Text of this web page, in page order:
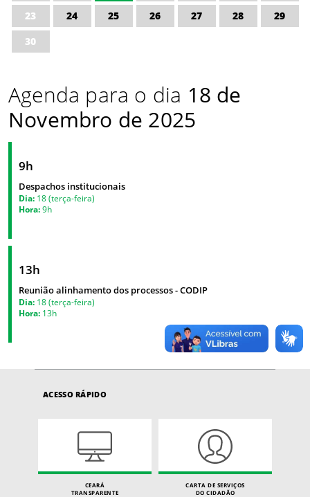
23
24 25 26 27 28
29
30
Agenda para o dia 18 de
Novembro de 2025
9h
Despachos institucionais
Dia: 18 (terça-feira)
Hora:9h
13h
Reunião alinhamento dos processos - CODIP
Dia: 18 (terça-feira)
Hora: 13h
ACESSO RÁPIDO
CEARÁ
TRANSPARENTE
CARTA DE SERVIÇOS
DO CIDADÃO